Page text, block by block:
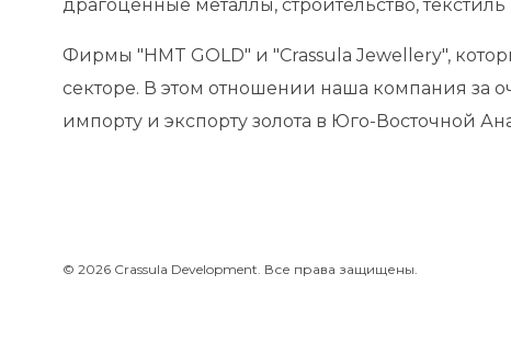
и курсы
драгоценные металлы, строительство, текстиль
Фирмы "HMT GOLD" и "Crassula Jewellery",
секторе. В этом отношении наша компания за
импорту и экспорту золота в Юго-Восточной
© 2026 Crassula Development. Все права защищены.